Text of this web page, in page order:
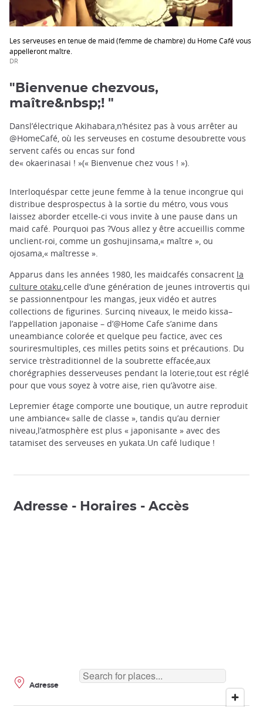
Les serveuses en tenue de maid (femme de chambre) du Home Café vous
appelleront maître.
DR
"Bienvenue chezvous,
maître&nbsp;! "
Dansl’électrique Akihabara,n’hésitez pas à vous arrêter au
@HomeCafé, où les serveuses en costume desoubrette vous
servent cafés ou encas sur fond
de« okaerinasai ! »(« Bienvenue chez vous ! »).
Interloquéspar cette jeune femme à la tenue incongrue qui
distribue desprospectus à la sortie du métro, vous vous
laissez aborder etcelle-ci vous invite à une pause dans un
maid café. Pourquoi pas ?Vous allez y être accueillis comme
unclient-roi, comme un goshujinsama,« maître », ou
ojosama,« maîtresse ».
Apparus dans les années 1980, les maidcafés consacrent la
culture otaku ,celle d’une génération de jeunes introvertis qui
se passionnentpour les mangas, jeux vidéo et autres
collections de figurines. Surcinq niveaux, le meido kissa–
l’appellation japonaise – d’@Home Cafe s’anime dans
uneambiance colorée et quelque peu factice, avec ces
souriresmultiples, ces milles petits soins et précautions. Du
service trèstraditionnel de la soubrette effacée,aux
chorégraphies desserveuses pendant la loterie,tout est réglé
pour que vous soyez à votre aise, rien qu’àvotre aise.
Lepremier étage comporte une boutique, un autre reproduit
une ambiance« salle de classe », tandis qu’au dernier
niveau,l’atmosphère est plus « japonisante » avec des
tatamiset des serveuses en yukata.Un café ludique !
Adresse - Horaires - Accès
Adresse